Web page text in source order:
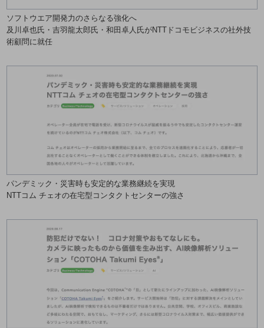
顧客体験（CX）改善
自動化・省電化
業種・業態で探す
業種・業態で探すTOP
教育
製造・建設業
キーワードで探す
モバイルTOP
法人向けスマホ・携帯に関する、
おすすめの機種、料金やサービスをご紹介
ソフトウエア開発力のさらなる強化へ
及川卓也氏・吉羽龍太郎氏・和田卓人氏がNTTドコモビジネスの社外技
術顧問に就任
パンデミック・災害時も安定的な業務継続を実現
NTTコム チェオの在宅型コンタクトセンターの強さ